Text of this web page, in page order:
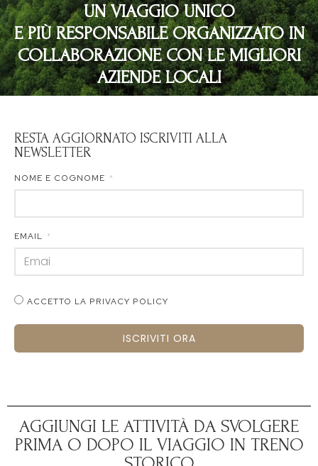
UN VIAGGIO UNICO
E PIÙ RESPONSABILE ORGANIZZATO IN
COLLABORAZIONE CON LE MIGLIORI
AZIENDE LOCALI
RESTA AGGIORNATO ISCRIVITI ALLA
NEWSLETTER
NOME E COGNOME
EMAIL
ACCETTO LA PRIVACY POLICY
ISCRIVITI ORA
AGGIUNGI LE ATTIVITÀ DA SVOLGERE
PRIMA O DOPO IL VIAGGIO IN TRENO